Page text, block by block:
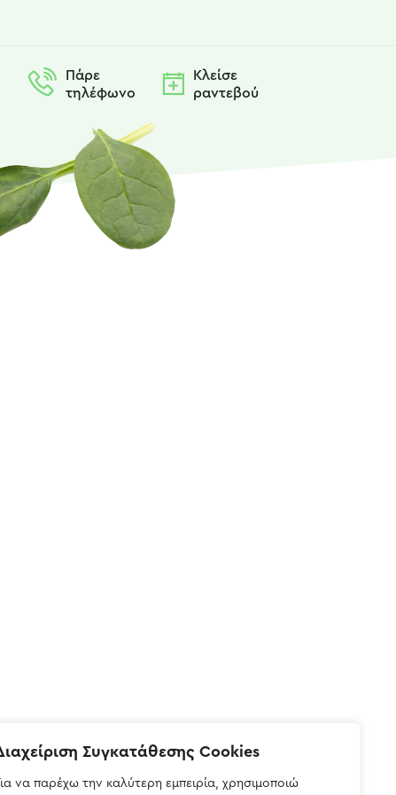
Συγκατάθεσης Cookies
Για να παρέχω την καλύτερη εμπειρία, χρησιμοποιώ
Πάρε
τηλέφωνο
Κλείσε
ραντεβού